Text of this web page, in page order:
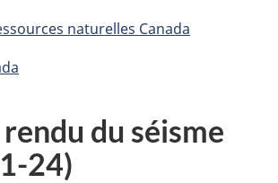
naturelles Canada
du séisme
24)